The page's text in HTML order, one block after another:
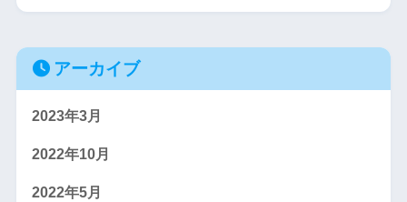
アーカイブ
2023年3月
2022年10月
2022年5月